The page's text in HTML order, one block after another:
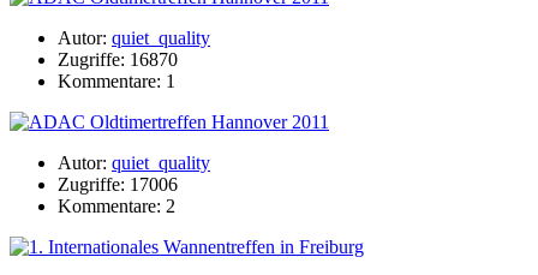
Autor: quiet_quality
Zugriffe: 16870
Kommentare: 1
Autor: quiet_quality
Zugriffe: 17006
Kommentare: 2